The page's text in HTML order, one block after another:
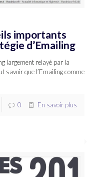
importants
d’Emailing
largement relayé par la
savoir que l’Emailing comme
0 En savoir plus